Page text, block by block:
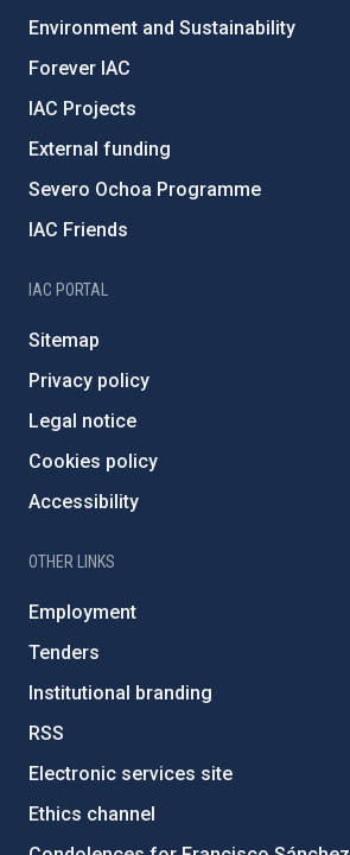
Environment and Sustainability
Forever IAC
IAC Projects
External funding
Severo Ochoa Programme
IAC Friends
IAC PORTAL
Sitemap
Privacy policy
Legal notice
Cookies policy
Accessibility
OTHER LINKS
Employment
Tenders
Institutional branding
RSS
Electronic services site
Ethics channel